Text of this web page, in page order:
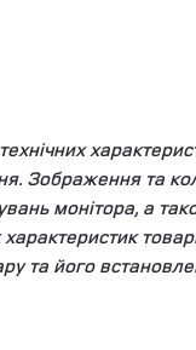
Зображення та
монітора, а
його